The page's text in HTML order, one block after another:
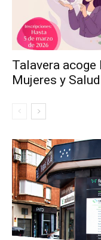
Talavera
Mujeres y